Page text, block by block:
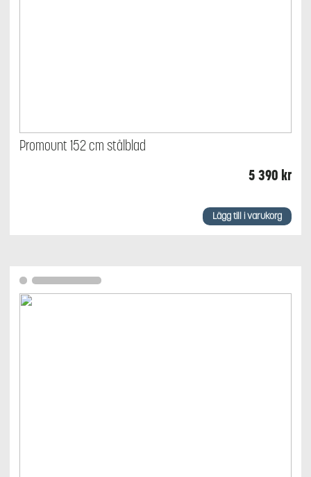
Promount 152 cm stålblad
5 390 kr
Lägg till i varukorg